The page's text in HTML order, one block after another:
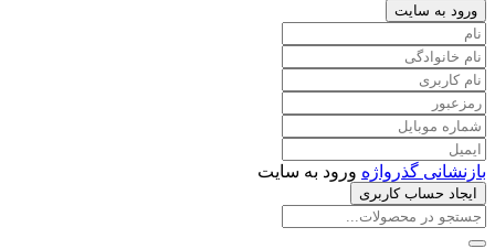
ورود به سایت
بازنشانی گذرواژه ورود به سایت
ایجاد حساب کاربری